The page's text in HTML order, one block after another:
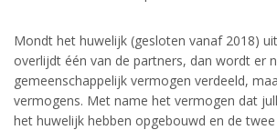
Mondt het huwelijk (gesloten vanaf 2018)
overlijdt één van de partners, dan wordt er
gemeenschappelijk vermogen verdeeld,
vermogens. Met name het vermogen dat
het huwelijk hebben opgebouwd en de